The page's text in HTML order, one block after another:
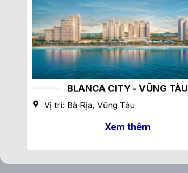
BLANCA CITY - VŨNG TÀU
Vị trí: Bà Rịa, Vũng Tàu
Xem thêm